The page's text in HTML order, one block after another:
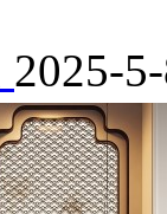
2025-